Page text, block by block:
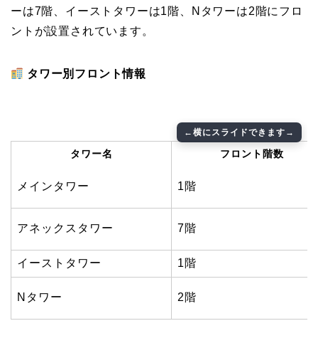
ーは7階、イーストタワーは1階、Nタワーは2階にフロ
ントが設置されています。
タワー別フロント情報
タワー名 フロント階数
メインタワー 1階
アネックスタワー 7階
イーストタワー 1階
Nタワー 2階